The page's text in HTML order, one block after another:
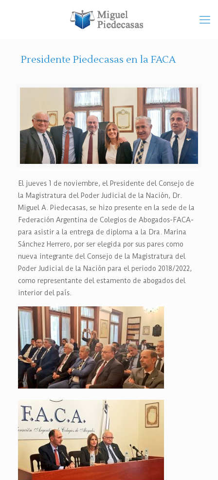
Presidente Piedecasas en la FACA
El jueves 1 de noviembre, el Presidente del Consejo de
la Magistratura del Poder Judicial de la Nación, Dr.
Miguel A. Piedecasas, se hizo presente en la sede de la
Federación Argentina de Colegios de Abogados-FACA-
para asistir a la entrega de diploma a la Dra. Marina
Sánchez Herrero, por ser elegida por sus pares como
nueva integrante del Consejo de la Magistratura del
Poder Judicial de la Nación para el periodo 2018/2022,
como representante del estamento de abogados del
interior del país.